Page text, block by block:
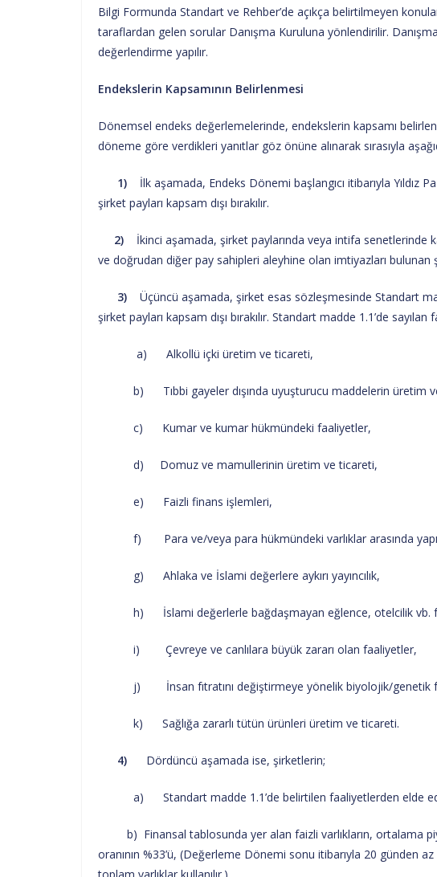
Bilgi Formunda Standart ve Rehber’de açıkça belirtilmeyen
taraflardan gelen sorular Danışma Kuruluna yönlendirilir.
değerlendirme yapılır.
Endekslerin Kapsamının Belirlenmesi
Dönemsel endeks değerlemelerinde, endekslerin kapsamı
döneme göre verdikleri yanıtlar göz önüne alınarak sırasıyla
1)
İlk aşamada, Endeks Dönemi başlangıcı itibarıyla Yıldız
şirket payları kapsam dışı bırakılır.
2) İkinci aşamada, şirket paylarında veya intifa senetlerinde
ve doğrudan diğer pay sahipleri aleyhine olan imtiyazları bulunan
3) Üçüncü aşamada, şirket esas sözleşmesinde Standart
şirket payları kapsam dışı bırakılır. Standart madde 1.1’de sayılan
a) Alkollü içki üretim ve ticareti,
b) Tıbbi gayeler dışında uyuşturucu maddelerin üretim
c) Kumar ve kumar hükmündeki faaliyetler,
d) Domuz ve mamullerinin üretim ve ticareti,
e) Faizli finans işlemleri,
f) Para ve/veya para hükmündeki varlıklar arasında
g) Ahlaka ve İslami değerlere aykırı yayıncılık,
h) İslami değerlerle bağdaşmayan eğlence, otelcilik vb.
i) Çevreye ve canlılara büyük zararı olan faaliyetler,
j) İnsan fıtratını değiştirmeye yönelik biyolojik/genetik
k) Sağlığa zararlı tütün ürünleri üretim ve ticareti.
4) Dördüncü aşamada ise, şirketlerin;
a) Standart madde 1.1’de belirtilen faaliyetlerden elde
b) Finansal tablosunda yer alan faizli varlıkların, ortalama
oranının %33’ü, (Değerleme Dönemi sonu itibarıyla 20 günden